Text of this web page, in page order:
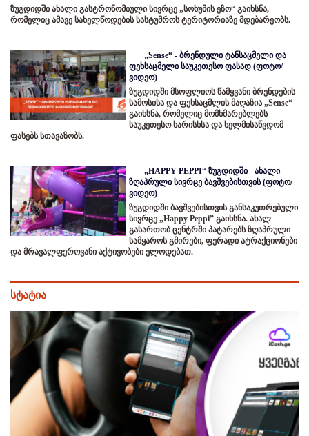
ზუგდიდში ახალი გასტრონომიული სივრცე „სოხუმის ეზო“ გაიხსნა,
რომელიც ამავე სახელწოდების სასტუმროს ტერიტორიაზე მდებარეობს.
„Sense“ - ბრენდული ტანსაცმელი და
ფეხსაცმელი საუკეთესო ფასად (ფოტო/
ვიდეო)
ზუგდიდში მსოფლიოს წამყვანი ბრენდების
სამოსისა და ფეხსაცმლის მაღაზია „Sense“
გაიხსნა, რომელიც მომხმარებლებს
საუკეთესო ხარისხსა და ხელმისაწვდომ
ფასებს სთავაზობს.
„HAPPY PEPPI“ ზუგდიდში - ახალი
ზღაპრული სივრცე ბავშვებისთვის (ფოტო/
ვიდეო)
ზუგდიდში ბავშვებისთვის განსაკუთრებული
სივრცე „Happy Peppi” გაიხსნა. ახალ
გასართობ ცენტრში პატარებს ზღაპრული
სამყაროს გმირები, ფერადი ატრაქციონები
და მრავალფეროვანი აქტივობები ელოდებათ.
სტატია